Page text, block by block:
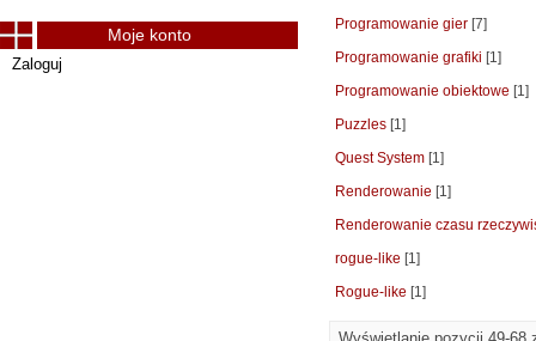
Programowanie gier [7]
Programowanie grafiki [1]
Programowanie obiektowe [1]
Puzzles [1]
Quest System [1]
Renderowanie [1]
Renderowanie czasu
rogue-like [1]
Rogue-like [1]
Moje konto
Zaloguj